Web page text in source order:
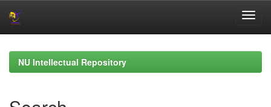
navigationNU Intellectual Repository